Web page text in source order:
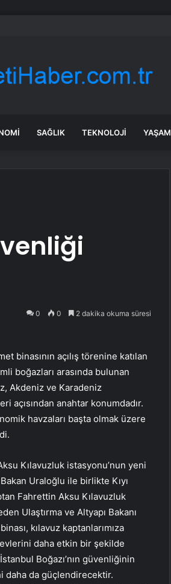
aralığının üstünde fiyatlandırıyor
SAĞLIK TEKNOLOJI YAŞAM
0 0 2 dakika okuma süresi
binasının açılış törenine katılan
boğazları arasında bulunan
Akdeniz ve Karadeniz
açısından anahtar konumdadır.
havzaları başta olmak üzere
Kılavuzluk istasyonu’nun yeni
Uraloğlu ile birlikte Kıyı
Fahrettin Aksu Kılavuzluk
Ulaştırma ve Altyapı Bakanı
kılavuz kaptanlarımıza
daha etkin bir şekilde
Boğazı’nın güvenliğinin
daha da güçlendirecektir.